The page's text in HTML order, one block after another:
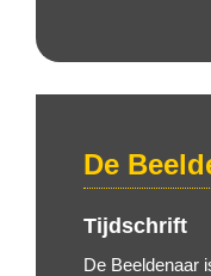
De
Tijdschrift
De Beeldenaar